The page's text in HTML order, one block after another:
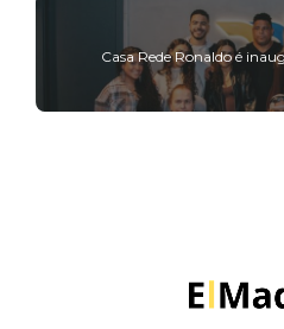
Casa Rede Ronaldo é